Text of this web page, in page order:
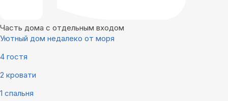
Часть дома с отдельным входом
Уютный дом недалеко от моря
4 гостя
2 кровати
1 спальня